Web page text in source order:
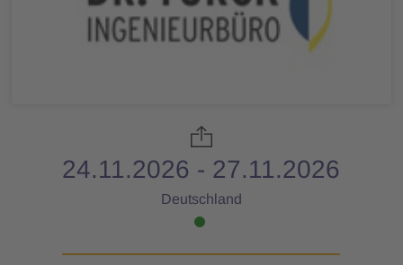
24.11.2026 - 27.11.2026
Deutschland